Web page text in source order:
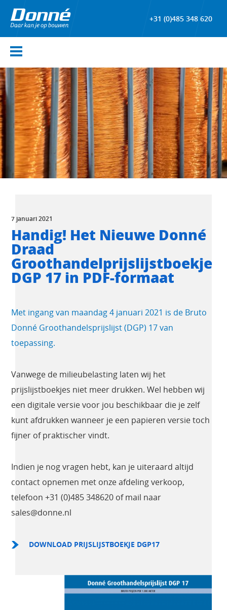
+31 (0)485 348 620
7 januari 2021
Handig! Het Nieuwe Donné
Draad
Groothandelprijslijstboekje
DGP 17 in PDF-formaat
Met ingang van maandag 4 januari 2021 is de Bruto
Donné Groothandelsprijslijst (DGP) 17 van
toepassing.
Vanwege de milieubelasting laten wij het
prijslijstboekjes niet meer drukken. Wel hebben wij
een digitale versie voor jou beschikbaar die je zelf
kunt afdrukken wanneer je een papieren versie toch
fijner of praktischer vindt.
Indien je nog vragen hebt, kan je uiteraard altijd
contact opnemen met onze afdeling verkoop,
telefoon +31 (0)485 348620 of mail naar
sales@donne.nl
DOWNLOAD PRIJSLIJSTBOEKJE DGP17